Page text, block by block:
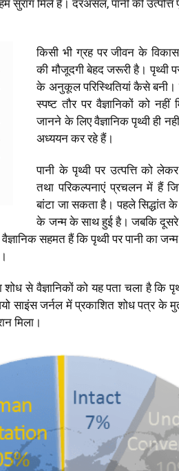
मिले हैं। दरअसल, पानी की उत्पत्ति
किसी भी ग्रह पर जीवन के
की मौजूदगी बेहद जरूरी है। पृथ्वी
के अनुकूल परिस्थितियां कैसे
स्पष्ट तौर पर वैज्ञानिकों को
जानने के लिए वैज्ञानिक पृथ्वी ही
अध्ययन कर रहे हैं।
पानी के पृथ्वी पर उत्पत्ति को
तथा परिकल्पनाएं प्रचलन में हैं
बांटा जा सकता है। पहले सिद्धांत के
के जन्म के साथ हुई है। जबकि दूसरे
सहमत हैं कि पृथ्वी पर पानी का
से वैज्ञानिकों को यह पता चला है कि
साइंस जर्नल में प्रकाशित शोध पत्र के
मिला।